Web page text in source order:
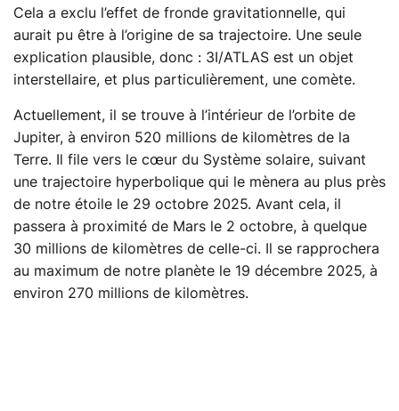
Cela a exclu l’effet de fronde gravitationnelle, qui
aurait pu être à l’origine de sa trajectoire. Une seule
explication plausible, donc : 3I/ATLAS est un objet
interstellaire, et plus particulièrement, une comète.
Actuellement, il se trouve à l’intérieur de l’orbite de
Jupiter, à environ 520 millions de kilomètres de la
Terre. Il file vers le cœur du Système solaire, suivant
une trajectoire hyperbolique qui le mènera au plus près
de notre étoile le 29 octobre 2025. Avant cela, il
passera à proximité de Mars le 2 octobre, à quelque
30 millions de kilomètres de celle-ci. Il se rapprochera
au maximum de notre planète le 19 décembre 2025, à
environ 270 millions de kilomètres.